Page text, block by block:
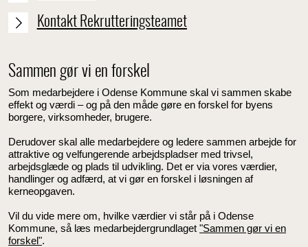
Kontakt Rekrutteringsteamet
Sammen gør vi en forskel
Som medarbejdere i Odense Kommune skal vi sammen skabe
effekt og værdi – og på den måde gøre en forskel for byens
borgere, virksomheder, brugere.
Derudover skal alle medarbejdere og ledere sammen arbejde for
attraktive og velfungerende arbejdspladser med trivsel,
arbejdsglæde og plads til udvikling. Det er via vores værdier,
handlinger og adfærd, at vi gør en forskel i løsningen af
kerneopgaven.
Vil du vide mere om, hvilke værdier vi står på i Odense
Kommune, så læs medarbejdergrundlaget "Sammen gør vi en
forskel".